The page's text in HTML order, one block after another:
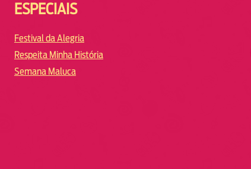
ESPECIAIS
Festival da Alegria
Respeita Minha História
Semana Maluca